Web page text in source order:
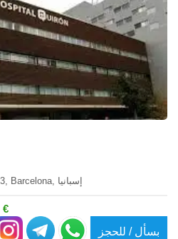
Plaça d'Alfonso Comín, 5, 08023, Barcelona, إسبانيا
السعر: من 3900 €
بسأل / للحجز